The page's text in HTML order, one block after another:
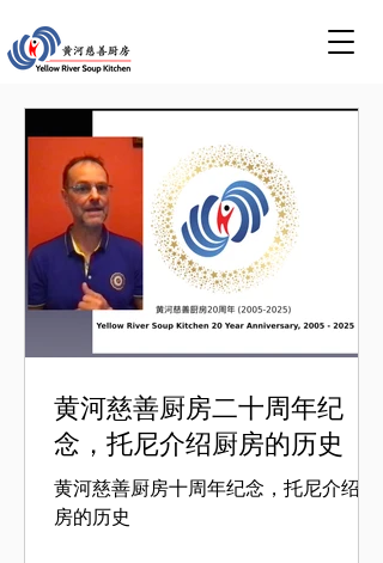
黄河慈善厨房二十周年纪
念，托尼介绍厨房的历史
黄河慈善厨房十周年纪念，托尼介绍厨
房的历史